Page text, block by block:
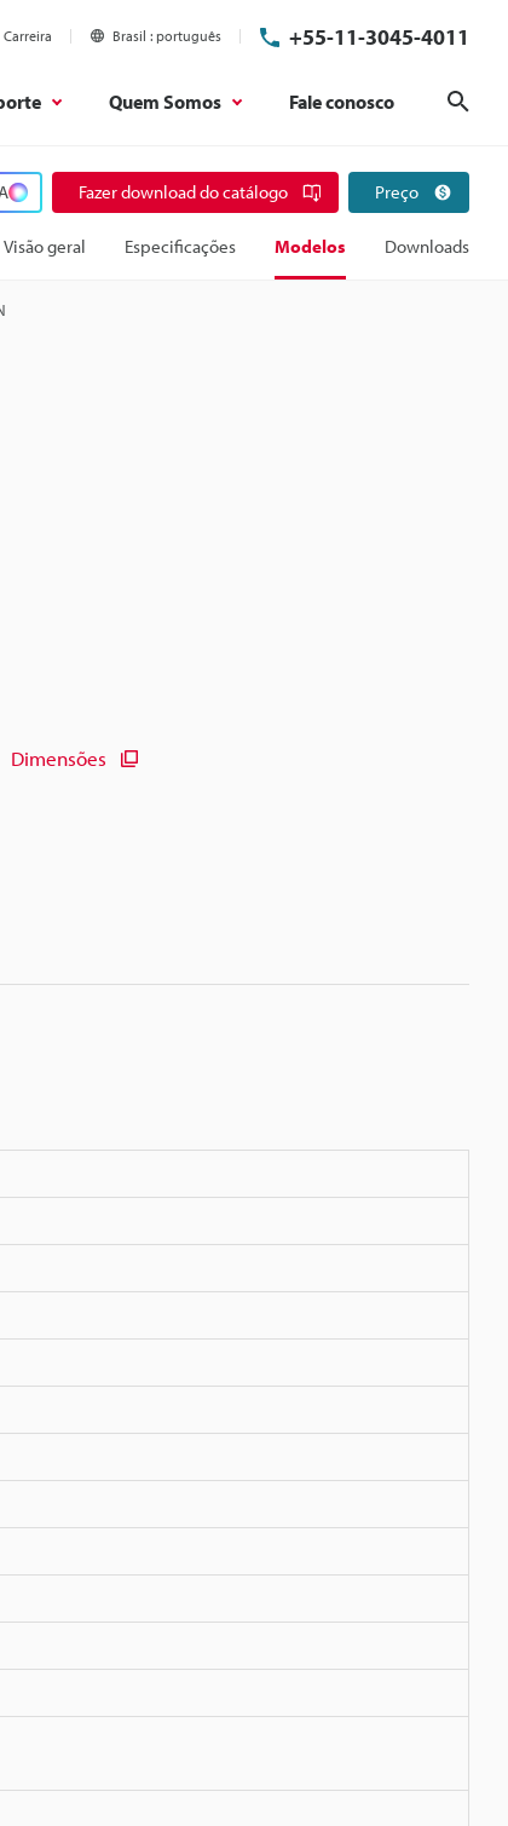
Carreira Brasil português +55-11-3045-4011
Quem Somos Fale conosco
Fazer download do catálogo Preço
Visão geral Especificações Modelos Downloads
Dimensões